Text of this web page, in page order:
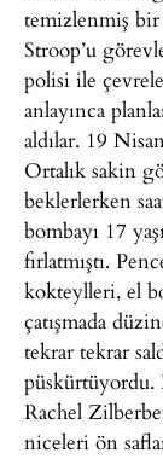
temizlenmiş bir
Stroop’u
polisi ile
anlayınca
aldılar. 19
Ortalık sakin
beklerlerken
bombayı 17
fırlatmıştı.
kokteylleri, el
çatışmada
tekrar tekrar
Rachel
niceleri ön